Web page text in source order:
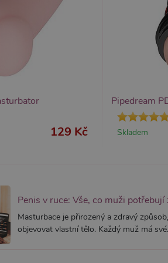
129 Kč Skladem
Penis v ruce: Vše, co muži
Masturbace je přirozený a zdravý
objevovat vlastní tělo. Každý muž má